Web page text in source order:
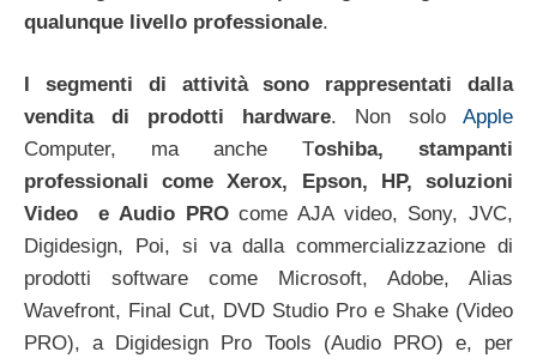
qualunque livello professionale.
I segmenti di attività sono rappresentati dalla
vendita di prodotti hardware. Non solo Apple
Computer, ma anche Toshiba, stampanti
professionali come Xerox, Epson, HP, soluzioni
Video e Audio PROcome AJA video, Sony, JVC,
Digidesign, Poi, si va dalla commercializzazione di
prodotti software come Microsoft, Adobe, Alias
Wavefront, Final Cut, DVD Studio Pro e Shake (Video
PRO), a Digidesign Pro Tools (Audio PRO) e, per